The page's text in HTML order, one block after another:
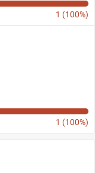
1 (100%)
1 (100%)